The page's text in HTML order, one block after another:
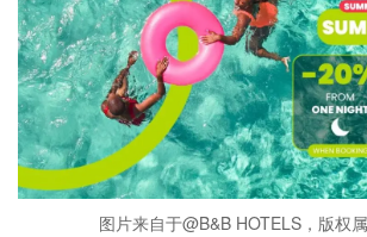
图片来自于@B&B HOTELS，版权